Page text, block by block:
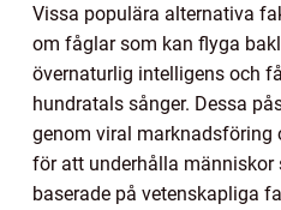
Vissa populära alternativa
om fåglar som kan flyga
övernaturlig intelligens och
hundratals sånger. Dessa
genom viral
för att underhålla människor
baserade på vetenskapliga